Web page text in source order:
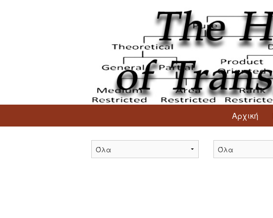
Αρχική